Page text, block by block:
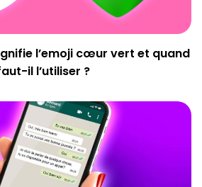
l’emoji cœur vert et quand
il l’utiliser ?